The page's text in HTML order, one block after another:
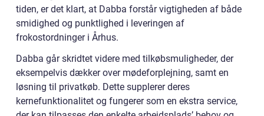
tiden, er det klart, at Dabba forstår vigtigheden af både
smidighed og punktlighed i leveringen af
frokostordninger i Århus.
Dabba går skridtet videre med tilkøbsmuligheder, der
eksempelvis dækker over mødeforplejning, samt en
løsning til privatkøb. Dette supplerer deres
kernefunktionalitet og fungerer som en ekstra service,